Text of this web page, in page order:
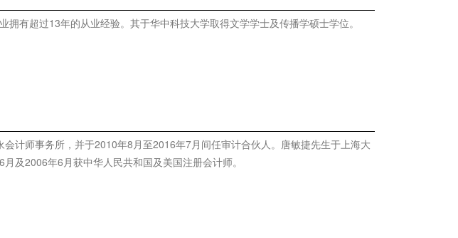
有超过13年的从业经验。其于华中科技大学取得文学学士及传播学硕士学位。
计师事务所，并于2010年8月至2016年7月间任审计合伙人。唐敏捷先生于上海大
及2006年6月获中华人民共和国及美国注册会计师。